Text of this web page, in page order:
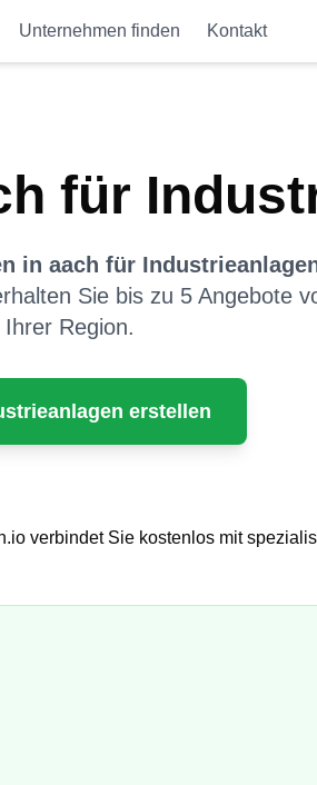
Unternehmen finden Kontakt
für
in aach für
Sie bis zu 5 Angebote
Region.
erstellen
verbindet Sie kostenlos mit